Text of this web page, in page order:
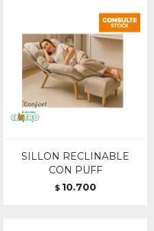
SILLON RECLINABLE
CON PUFF
$ 10.700